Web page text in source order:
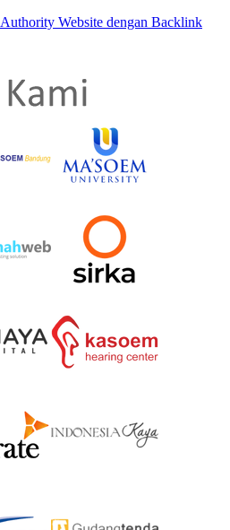
Website dengan Backlink